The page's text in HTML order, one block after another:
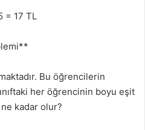
= 17 TL
Bu öğrencilerin
her öğrencinin boyu eşit
kadar olur?